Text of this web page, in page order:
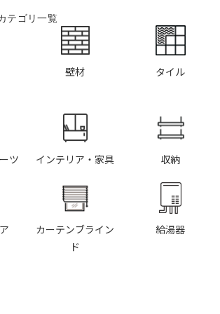
テゴリ一覧
壁材 タイル
ツ インテリア・家具 収納
カーテンブライン
ド
給湯器